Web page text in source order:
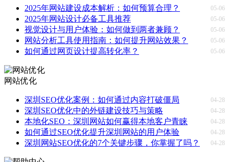
2025年网站建设成本解析：如何预算合理？ 05-06
2025年网站设计必备工具推荐 05-06
视觉设计与用户体验：如何做到两者兼顾？ 05-06
网站分析工具使用指南：如何提升网站效果？ 05-06
如何通过网页设计提高转化率？ 05-06
网站优化
深圳SEO优化案例：如何通过内容打破僵局 04-28
深圳SEO优化中的外链建设技巧与策略 04-28
本地化SEO：深圳网站如何赢得本地客户青睐 04-28
如何通过SEO优化提升深圳网站的用户体验 04-28
深圳网站SEO优化的7个关键步骤，你掌握了吗？ 04-28